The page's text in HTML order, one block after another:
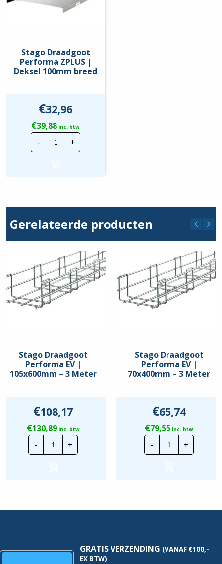
Stago Draadgoot
Performa ZPLUS |
Deksel 100mm breed
€32,96
€39,88 inc. btw
-
Stago
Draadgoot
Performa
Deksel
+
Gerelateerde producten
Stago Draadgoot
Performa EV |
105x600mm – 3 Meter
€108,17
€130,89inc. btw
-
Stago
Draadgoot
Performa
hoeveelheid
+
Stago Draadgoot
Performa EV |
70x400mm – 3 Meter
€65,74
€79,55 inc. btw
-
Stago
Draadgoot
Performa
hoeveelheid
+
GRATIS VERZENDING (VANAF €100,-
EX BTW)